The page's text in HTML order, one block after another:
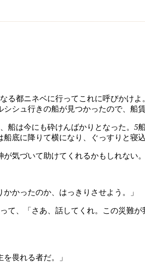
なる都ニネベに行ってこれに呼びかけ
シュ行きの船が見つかったので、
船は今にも砕けんばかりとなった。 5
底に降りて横になり、ぐっすりと寝込
気づいて助けてくれるかもしれない。
かったのか、はっきりさせよう。」
て、「さあ、話してくれ。この災難
畏れる者だ。」